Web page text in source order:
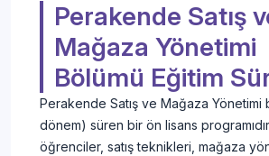
Perakende Satış
Mağaza Yönetimi
Bölümü Eğitim
Perakende Satış ve Mağaza Yönetimi
dönem) süren bir ön lisans
öğrenciler, satış teknikleri, mağaza